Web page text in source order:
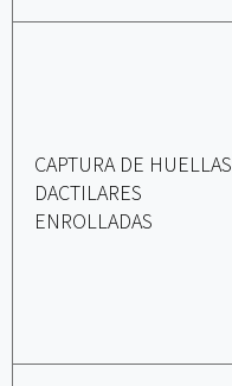
CAPTURA DE HUELLAS
DACTILARES
ENROLLADAS